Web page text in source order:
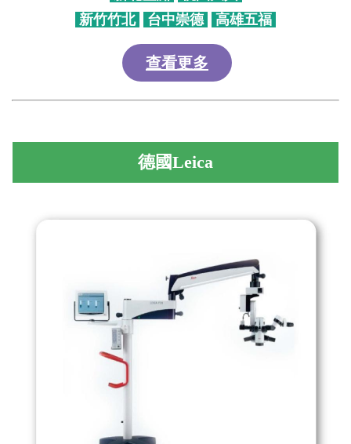
新竹竹北
台中崇德 高雄五福
查看更多
德國Leica